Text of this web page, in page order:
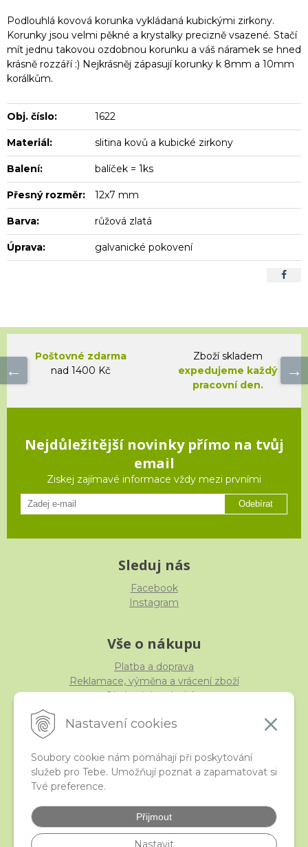
Nastavení cookies
Soubory cookie nám pomáhají při poskytování
služeb pro Tebe. Umožňují poznat a zapamatovat si
Tvé preference.
Přijmout
Nastavit
Podlouhlá kovová korunka vykládaná kubickými zirkony.
Korunky jsou velmi pěkné a krystalky precizně vsazené. Stačí
mít jednu takovou ozdobnou korunku a váš náramek se hned
krásně rozzáří :) Nejkrásněj zápasují korunky k 8mm a 10mm
korálkům.
Obj. číslo: 1622
Materiál: slitina kovů a kubické zirkony
Balení: balíček = 1ks
Přesný rozměr: 12x7 mm
Barva: růžová zlatá
Úprava: galvanické pokovení
Poštovné zdarma
nad 1400 Kč
Zboží skladem
expedujeme každý
pracovní den.
Nejdůležitější novinky přímo na tvůj
email
Ziskej zajímavé informace vždy mezi prvními
Odebírat
Sleduj nás
Facebook
Instagram
Vše o nákupu
Platba a doprava
Reklamace, výměna a vrácení zboží
Obchodní podmínky
iStraka
Velkoobchod
Nejčastější otázky
České puncovní značky